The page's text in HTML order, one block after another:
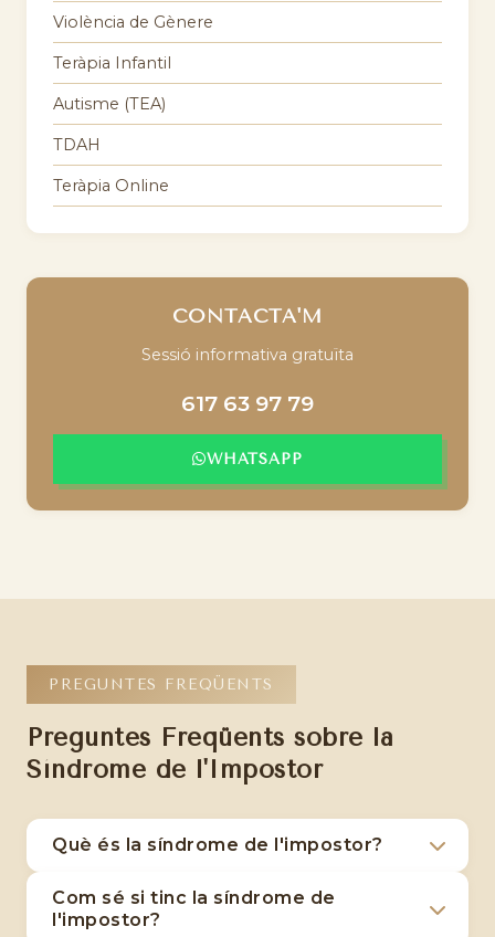
Violència de Gènere
Teràpia Infantil
Autisme (TEA)
TDAH
Teràpia Online
CONTACTA'M
Sessió informativa gratuïta
617 63 97 79
WHATSAPP
PREGUNTES FREQÜENTS
Preguntes Freqüents sobre la
Síndrome de l'Impostor
Què és la síndrome de l'impostor?
La síndrome de l'impostor és un patró
psicològic en el qual la persona dubta
Com sé si tinc la síndrome de
l'impostor?